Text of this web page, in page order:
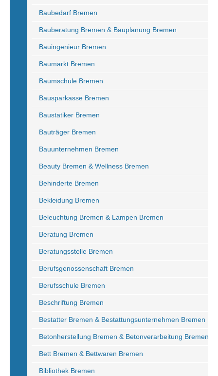
Baubedarf Bremen
Bauberatung Bremen & Bauplanung Bremen
Bauingenieur Bremen
Baumarkt Bremen
Baumschule Bremen
Bausparkasse Bremen
Baustatiker Bremen
Bauträger Bremen
Bauunternehmen Bremen
Beauty Bremen & Wellness Bremen
Behinderte Bremen
Bekleidung Bremen
Beleuchtung Bremen & Lampen Bremen
Beratung Bremen
Beratungsstelle Bremen
Berufsgenossenschaft Bremen
Berufsschule Bremen
Beschriftung Bremen
Bestatter Bremen & Bestattungsunternehmen Bremen
Betonherstellung Bremen & Betonverarbeitung Bremen
Bett Bremen & Bettwaren Bremen
Bibliothek Bremen